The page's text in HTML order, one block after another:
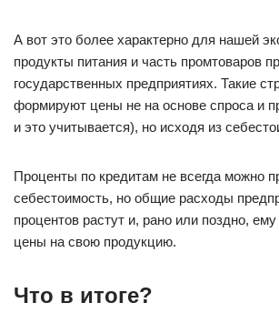
А вот это более характерно для нашей
продукты питания и часть промтоваров
государственных предприятиях. Такие
формируют цены не на основе спроса и
и это учитывается), но исходя из
Проценты по кредитам не всегда можно
себестоимость, но общие расходы
процентов растут и, рано или поздно,
цены на свою продукцию.
Что в итоге?